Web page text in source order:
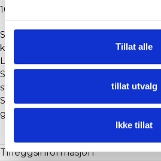
Tillat alle
tillat utvalg
Ikke tillat
100% Organisk Bomull
Soleil Shorts har en avslappet silhuett
kvalitet.
Laget i økologisk bomull som gir en
Shortsen har elastisk linning med
strikk som gir dybde til uttrykket.
Styles sammen med matchende
gjennomført og moderne
Tilleggsinformasjon